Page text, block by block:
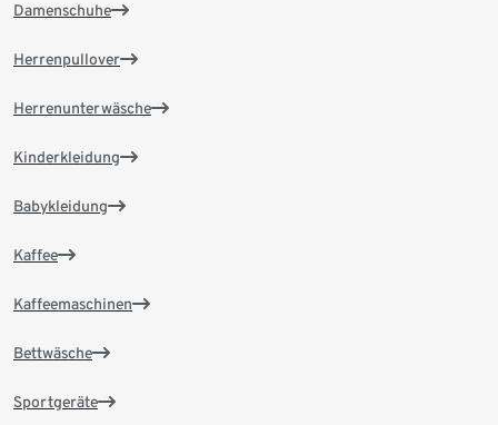
Damenschuhe
Herrenpullover
Herrenunterwäsche
Kinderkleidung
Babykleidung
Kaffee
Kaffeemaschinen
Bettwäsche
Sportgeräte